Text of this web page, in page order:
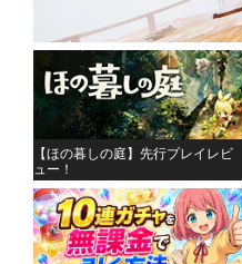
【ほの暮しの庭】先行プレイレビ
ュー！